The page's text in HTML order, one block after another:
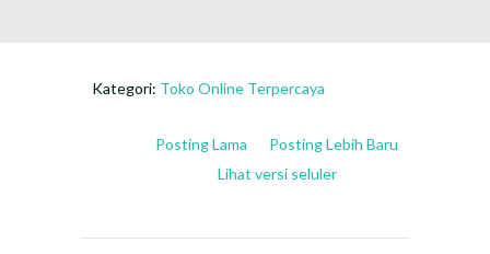
Kategori: Toko Online Terpercaya
Posting Lebih Baru
Posting Lama
Lihat versi seluler